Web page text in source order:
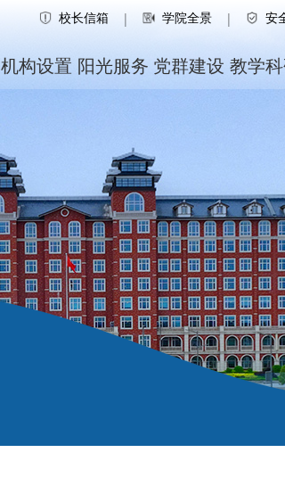
校长信箱 | 学院全景 | 安
机构设置 阳光服务 党群建设 教学